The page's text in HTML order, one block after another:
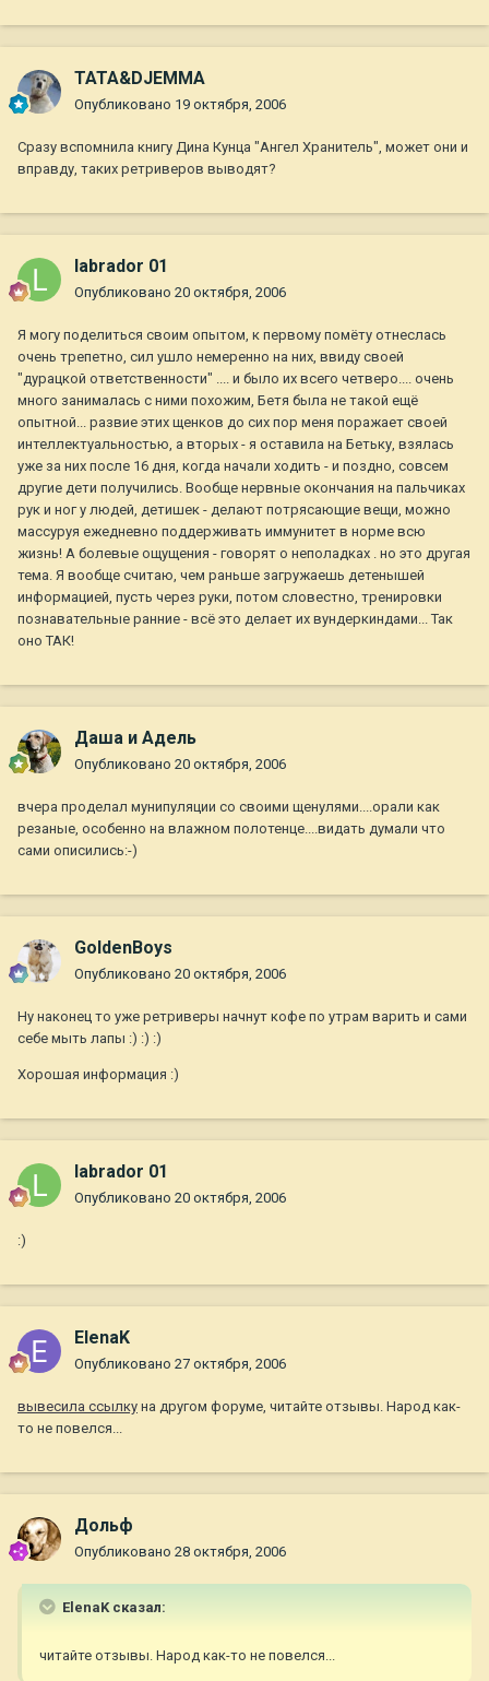
TATA&DJEMMA
Опубликовано 19 октября, 2006
Сразу вспомнила книгу Дина Кунца "Ангел Хранитель", может они и
вправду, таких ретриверов выводят?
labrador 01
Опубликовано 20 октября, 2006
Я могу поделиться своим опытом, к первому помёту отнеслась
очень трепетно, сил ушло немеренно на них, ввиду своей
"дурацкой ответственности" .... и было их всего четверо.... очень
много занималась с ними похожим, Бетя была не такой ещё
опытной... развие этих щенков до сих пор меня поражает своей
интеллектуальностью, а вторых - я оставила на Бетьку, взялась
уже за них после 16 дня, когда начали ходить - и поздно, совсем
другие дети получились. Вообще нервные окончания на пальчиках
рук и ног у людей, детишек - делают потрясающие вещи, можно
массуруя ежедневно поддерживать иммунитет в норме всю
жизнь! А болевые ощущения - говорят о неполадках . но это другая
тема. Я вообще считаю, чем раньше загружаешь детенышей
информацией, пусть через руки, потом словестно, тренировки
познавательные ранние - всё это делает их вундеркиндами... Так
оно ТАК!
Даша и Адель
Опубликовано 20 октября, 2006
вчера проделал мунипуляции со своими щенулями....орали как
резаные, особенно на влажном полотенце....видать думали что
сами описились:-)
GoldenBoys
Опубликовано 20 октября, 2006
Ну наконец то уже ретриверы начнут кофе по утрам варить и сами
себе мыть лапы :) :) :)
Хорошая информация :)
labrador 01
Опубликовано 20 октября, 2006
:)
ElenaK
Опубликовано 27 октября, 2006
вывесила ссылку на другом форуме, читайте отзывы. Народ как-
то не повелся...
Дольф
Опубликовано 28 октября, 2006
ElenaK сказал:
читайте отзывы. Народ как-то не повелся...